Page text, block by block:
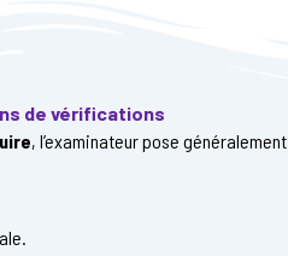
de vérifications
, l’examinateur pose généralement